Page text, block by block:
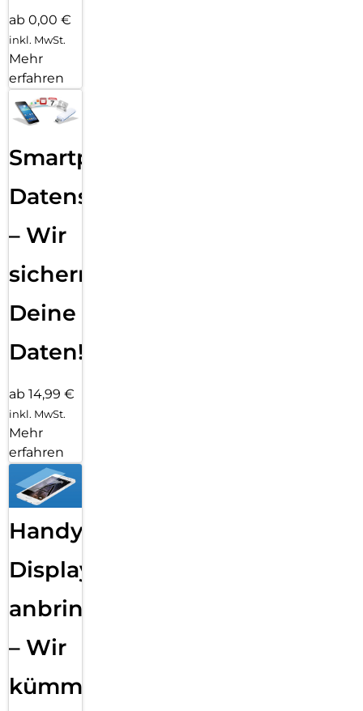
ab 0,00 €
inkl. MwSt.
Mehr
erfahren
Smartphone
Datensicherung
– Wir
sichern
Deine
Daten!
ab 14,99 €
inkl. MwSt.
Mehr
erfahren
Handy
Displayfolie
anbringen
– Wir
kümmern